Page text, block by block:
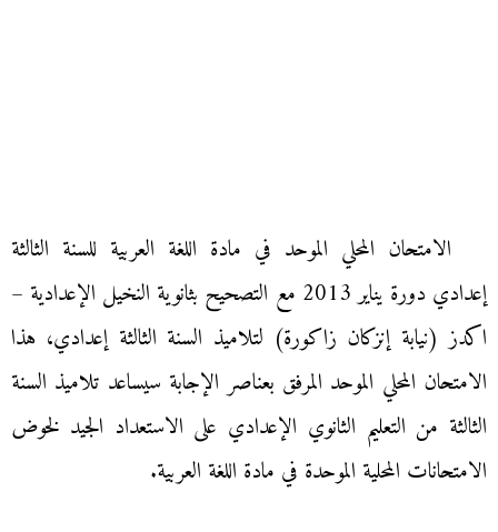
الامتحان المحلي الموحد في مادة اللغة العربية للسنة الثالثة
إعدادي دورة يناير 2013 مع التصحيح بثانوية النخيل الإعدادية –
اكدز (نيابة إنزكان زاكورة) لتلاميذ السنة الثالثة إعدادي، هذا
الامتحان المحلي الموحد المرفق بعناصر الإجابة سيساعد تلاميذ السنة
الثالثة من التعليم الثانوي الإعدادي على الاستعداد الجيد لخوض
الامتحانات المحلية الموحدة في مادة اللغة العربية.